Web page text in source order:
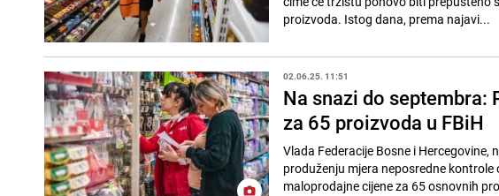
proizvoda. Istog dana, prema najavi...
02.06.25. 11:51
Na snazi do
za 65 proizvoda u FBiH
Vlada Federacije Bosne i
produženju mjera neposredne
maloprodajne cijene za 65 osnovnih